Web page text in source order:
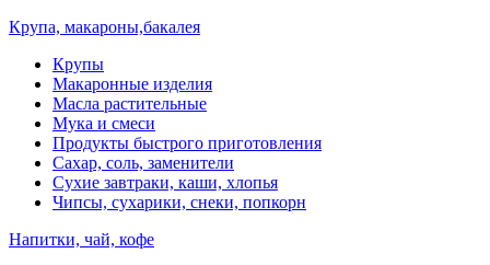
Крупа, макароны,бакалея
Крупы
Макаронные изделия
Масла растительные
Мука и смеси
Продукты быстрого приготовления
Сахар, соль, заменители
Сухие завтраки, каши, хлопья
Чипсы, сухарики, снеки, попкорн
Напитки, чай, кофе